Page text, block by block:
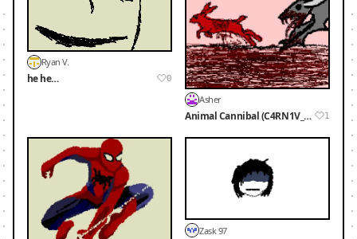
Ryan V.
he he… 0
Asher
Animal Cannibal (C4RN1V_R3 art) 1
Zask 97